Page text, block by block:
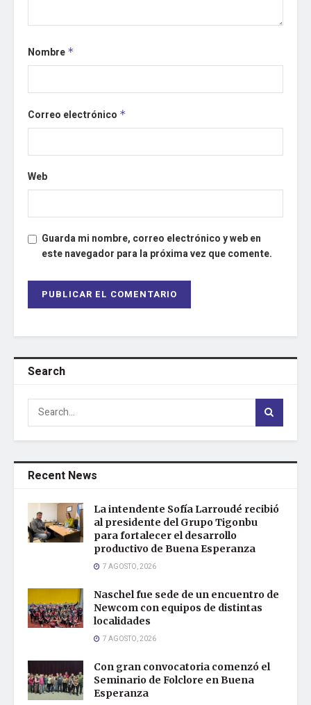
Nombre *
Correo electrónico *
Web
Guarda mi nombre, correo electrónico y web en
este navegador para la próxima vez que comente.
Search
Recent News
La intendente Sofía Larroudé recibió
al presidente del Grupo Tigonbu
para fortalecer el desarrollo
productivo de Buena Esperanza
7 AGOSTO, 2026
Naschel fue sede de un encuentro de
Newcom con equipos de distintas
localidades
7 AGOSTO, 2026
Con gran convocatoria comenzó el
Seminario de Folclore en Buena
Esperanza